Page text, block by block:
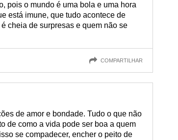
pois o mundo é uma bola e uma hora
está imune, que tudo acontece de
cheia de surpresas e quem não se
COMPARTILHAR
de amor e bondade. Tudo o que não
de como a vida pode ser boa a quem
se compadecer, encher o peito de